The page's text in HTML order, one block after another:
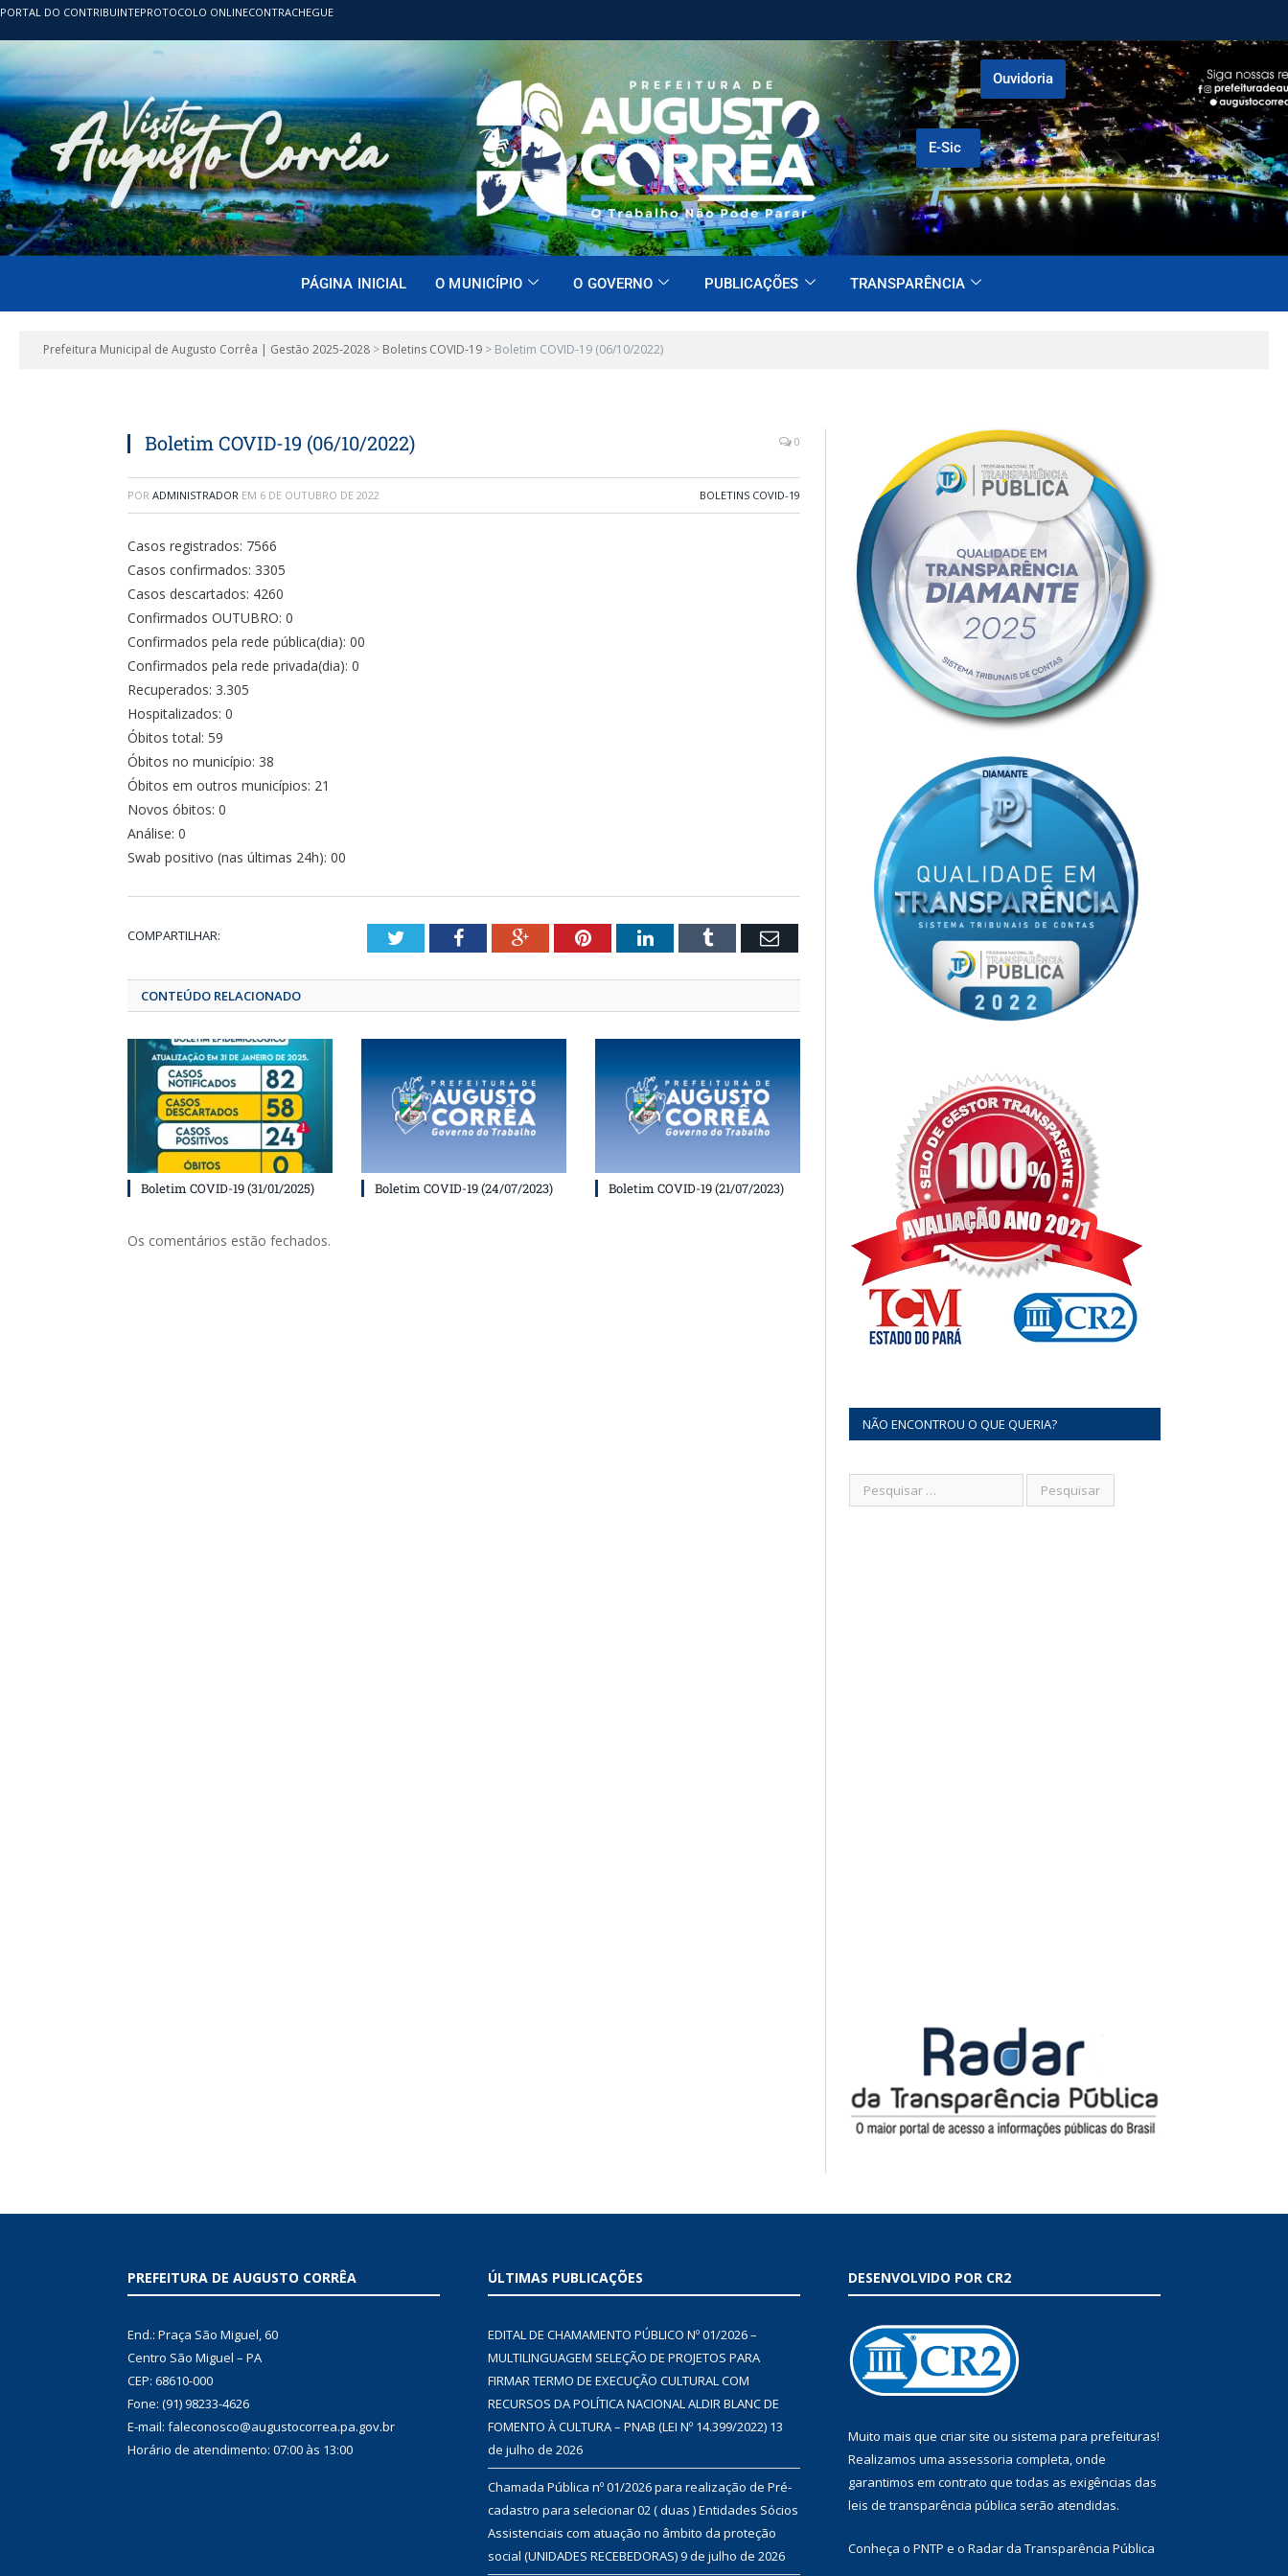
PORTAL DO CONTRIBUINTEPROTOCOLO ONLINECONTRACHEGUE
E-Sic
Ouvidoria
PÁGINA INICIAL O MUNICÍPIO O GOVERNO PUBLICAÇÕES TRANSPARÊNCIA
Prefeitura Municipal de Augusto Corrêa | Gestão 2025-2028 > Boletins COVID-19 > Boletim COVID-19 (06/10/2022)
Boletim COVID-19 (06/10/2022) 0
POR ADMINISTRADOR EM 6 DE OUTUBRO DE 2022 BOLETINS COVID-19
Casos registrados: 7566
Casos confirmados: 3305
Casos descartados: 4260
Confirmados OUTUBRO: 0
Confirmados pela rede pública(dia): 00
Confirmados pela rede privada(dia): 0
Recuperados: 3.305
Hospitalizados: 0
Óbitos total: 59
Óbitos no município: 38
Óbitos em outros municípios: 21
Novos óbitos: 0
Análise: 0
Swab positivo (nas últimas 24h): 00
COMPARTILHAR: TwitterFacebookGoogle+Pinterest
LinkedInTumblrEmail
CONTEÚDO RELACIONADO
Boletim COVID-19 (31/01/2025) Boletim COVID-19 (24/07/2023) Boletim COVID-19 (21/07/2023)
Os comentários estão fechados.
NÃO ENCONTROU O QUE QUERIA?
PREFEITURA DE AUGUSTO CORRÊA
End.: Praça São Miguel, 60
Centro São Miguel – PA
CEP: 68610-000
Fone: (91) 98233-4626
E-mail: faleconosco@augustocorrea.pa.gov.br
Horário de atendimento: 07:00 às 13:00
ÚLTIMAS PUBLICAÇÕES
EDITAL DE CHAMAMENTO PÚBLICO Nº 01/2026 –
MULTILINGUAGEM SELEÇÃO DE PROJETOS PARA
FIRMAR TERMO DE EXECUÇÃO CULTURAL COM
RECURSOS DA POLÍTICA NACIONAL ALDIR BLANC DE
FOMENTO À CULTURA – PNAB (LEI Nº 14.399/2022) 13
de julho de 2026
Chamada Pública nº 01/2026 para realização de Pré-
cadastro para selecionar 02 ( duas ) Entidades Sócios
Assistenciais com atuação no âmbito da proteção
social (UNIDADES RECEBEDORAS)9 de julho de 2026
DESENVOLVIDO POR CR2
Muito mais que criar site ou sistema para prefeituras!
Realizamos uma assessoria completa, onde
garantimos em contrato que todas as exigências das
leis de transparência pública serão atendidas.
Conheça o PNTP e o Radar da Transparência Pública